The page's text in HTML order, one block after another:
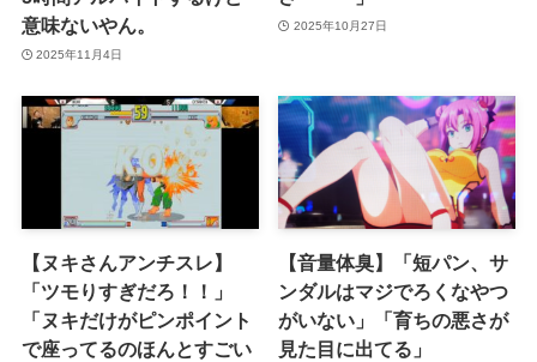
意味ないやん。
2025年11月4日
2025年10月27日
【ヌキさんアンチスレ】
「ツモりすぎだろ！！」
「ヌキだけがピンポイント
で座ってるのほんとすごい
【音量体臭】「短パン、サ
ンダルはマジでろくなやつ
がいない」「育ちの悪さが
見た目に出てる」